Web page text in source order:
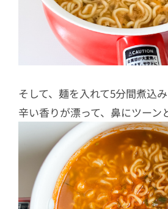
そして、麺を入れて5分間煮込
辛い香りが漂って、鼻にツーン